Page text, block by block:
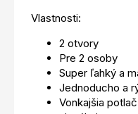
Vlastnosti:
2 otvory
Pre 2 osoby
Super ľahký a
Jednoducho a
Vonkajšia